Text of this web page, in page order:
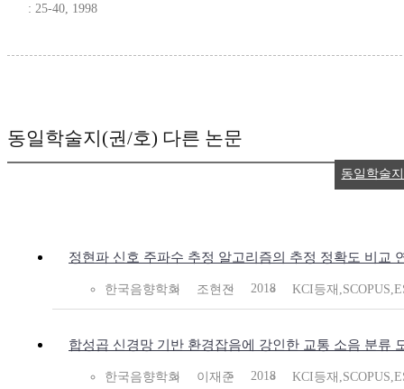
: 25-40, 1998
동일학술지(권/호) 다른 논문
정현파 신호 주파수 추정 알고리즘의 추정 정확도 비교
한국음향학회 조현진 2018 KCI등재
합성곱 신경망 기반 환경잡음에 강인한 교통 소음 분류
한국음향학회 이재준 2018 KCI등재
동일학술